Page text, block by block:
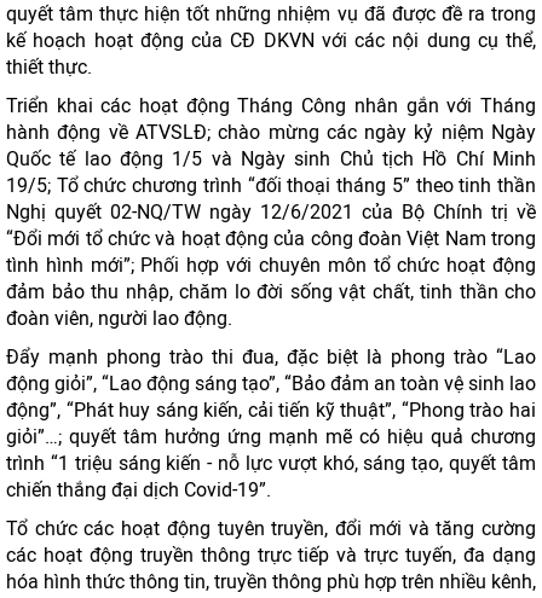
quyết tâm thực hiện tốt những nhiệm vụ đã được đề ra trong
kế hoạch hoạt động của CĐ DKVN với các nội dung cụ thể,
thiết thực.
Triển khai các hoạt động Tháng Công nhân gắn với Tháng
hành động về ATVSLĐ; chào mừng các ngày kỷ niệm Ngày
Quốc tế lao động 1/5 và Ngày sinh Chủ tịch Hồ Chí Minh
19/5; Tổ chức chương trình “đối thoại tháng 5” theo tinh thần
Nghị quyết 02-NQ/TW ngày 12/6/2021 của Bộ Chính trị về
“Đổi mới tổ chức và hoạt động của công đoàn Việt Nam trong
tình hình mới”; Phối hợp với chuyên môn tổ chức hoạt động
đảm bảo thu nhập, chăm lo đời sống vật chất, tinh thần cho
đoàn viên, người lao động.
Đẩy mạnh phong trào thi đua, đặc biệt là phong trào “Lao
động giỏi”, “Lao động sáng tạo”, “Bảo đảm an toàn vệ sinh lao
động”, “Phát huy sáng kiến, cải tiến kỹ thuật”, “Phong trào hai
giỏi”…; quyết tâm hưởng ứng mạnh mẽ có hiệu quả chương
trình “1 triệu sáng kiến - nỗ lực vượt khó, sáng tạo, quyết tâm
chiến thắng đại dịch Covid-19”.
Tổ chức các hoạt động tuyên truyền, đổi mới và tăng cường
các hoạt động truyền thông trực tiếp và trực tuyến, đa dạng
hóa hình thức thông tin, truyền thông phù hợp trên nhiều kênh,